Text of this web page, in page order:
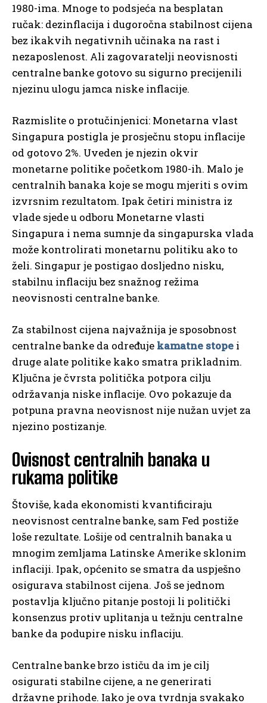
1980-ima. Mnoge to podsjeća na besplatan
ručak: dezinflacija i dugoročna stabilnost cijena
bez ikakvih negativnih učinaka na rast i
nezaposlenost. Ali zagovaratelji neovisnosti
centralne banke gotovo su sigurno precijenili
njezinu ulogu jamca niske inflacije.
Razmislite o protučinjenici: Monetarna vlast
Singapura postigla je prosječnu stopu inflacije
od gotovo 2%. Uveden je njezin okvir
monetarne politike početkom 1980-ih. Malo je
centralnih banaka koje se mogu mjeriti s ovim
izvrsnim rezultatom. Ipak četiri ministra iz
vlade sjede u odboru Monetarne vlasti
Singapura i nema sumnje da singapurska vlada
može kontrolirati monetarnu politiku ako to
želi. Singapur je postigao dosljedno nisku,
stabilnu inflaciju bez snažnog režima
neovisnosti centralne banke.
Za stabilnost cijena najvažnija je sposobnost
centralne banke da određuje kamatne stope i
druge alate politike kako smatra prikladnim.
Ključna je čvrsta politička potpora cilju
održavanja niske inflacije. Ovo pokazuje da
potpuna pravna neovisnost nije nužan uvjet za
njezino postizanje.
Ovisnost centralnih banaka u
rukama politike
Štoviše, kada ekonomisti kvantificiraju
neovisnost centralne banke, sam Fed postiže
loše rezultate. Lošije od centralnih banaka u
mnogim zemljama Latinske Amerike sklonim
inflaciji. Ipak, općenito se smatra da uspješno
osigurava stabilnost cijena. Još se jednom
postavlja ključno pitanje postoji li politički
konsenzus protiv uplitanja u težnju centralne
banke da podupire nisku inflaciju.
Centralne banke brzo ističu da im je cilj
osigurati stabilne cijene, a ne generirati
državne prihode. Iako je ova tvrdnja svakako